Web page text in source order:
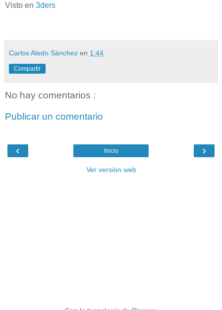
Visto en 3ders
Carlos Aledo Sánchez en 1:44
Compartir
No hay comentarios :
Publicar un comentario
‹ ›
Inicio
Ver versión web